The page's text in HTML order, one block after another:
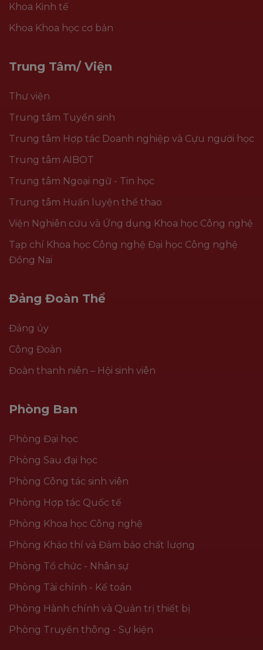
Khoa Kinh tế
Khoa Khoa học cơ bản
Trung Tâm/ Viện
Thư viện
Trung tâm Tuyển sinh
Trung tâm Hợp tác Doanh nghiệp và Cựu người học
Trung tâm AIBOT
Trung tâm Ngoại ngữ - Tin học
Trung tâm Huấn luyện thể thao
Viện Nghiên cứu và Ứng dụng Khoa học Công nghệ
Tạp chí Khoa học Công nghệ Đại học Công nghệ
Đồng Nai
Đảng Đoàn Thể
Đảng ủy
Công Đoàn
Đoàn thanh niên – Hội sinh viên
Phòng Ban
Phòng Đại học
Phòng Sau đại học
Phòng Công tác sinh viên
Phòng Hợp tác Quốc tế
Phòng Khoa học Công nghệ
Phòng Khảo thí và Đảm bảo chất lượng
Phòng Tổ chức - Nhân sự
Phòng Tài chính - Kế toán
Phòng Hành chính và Quản trị thiết bị
Phòng Truyền thông - Sự kiện